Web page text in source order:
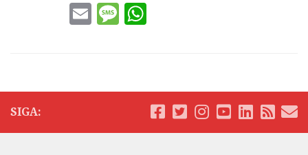
EmailMessage
SIGA: